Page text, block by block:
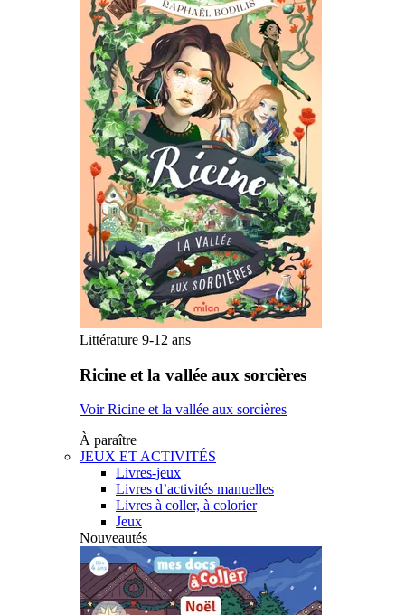
Littérature 9-12 ans
Ricine et la vallée aux sorcières
Voir Ricine et la vallée aux sorcières
À paraître
JEUX ET ACTIVITÉS
Livres-jeux
Livres d’activités manuelles
Livres à coller, à colorier
Jeux
Nouveautés